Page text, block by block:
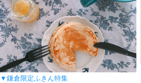
▼鎌倉限定ふきん特集